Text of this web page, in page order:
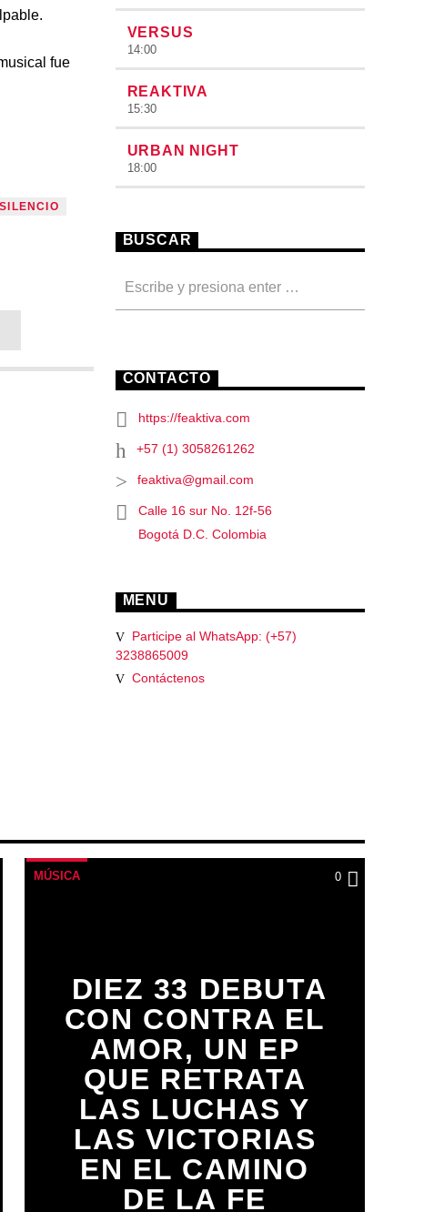
fue
VERSUS
14:00
REAKTIVA
15:30
URBAN NIGHT
18:00
BUSCAR
CONTACTO
https://feaktiva.com
+57 (1) 3058261262
feaktiva@gmail.com
Calle 16 sur No. 12f-56
Bogotá D.C. Colombia
MENU
Participe al WhatsApp: (+57)
3238865009
Contáctenos
MÚSICA 0
DIEZ 33 DEBUTA
CON CONTRA EL
AMOR, UN EP
QUE RETRATA
LAS LUCHAS Y
LAS VICTORIAS
EN EL CAMINO
DE LA FE